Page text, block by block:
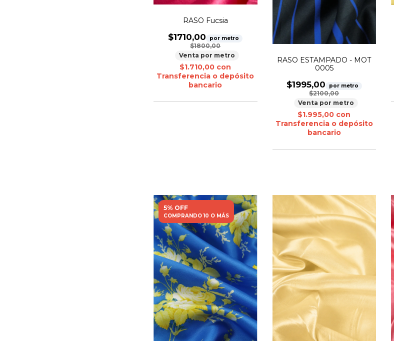
RASO Fucsia
$1710,00 por metro
$1800,00
Venta por metro
$1.710,00 con
Transferencia o depósito
bancario
RASO ESTAMPADO - MOT
0005
$1995,00 por metro
$2100,00
Venta por metro
$1.995,00 con
Transferencia o depósito
bancario
5% OFF
COMPRANDO 10 O MÁS